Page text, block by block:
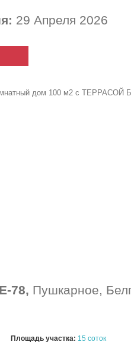
29 Апреля 2026
78, Пушкарное,
Площадь участка: 15 соток